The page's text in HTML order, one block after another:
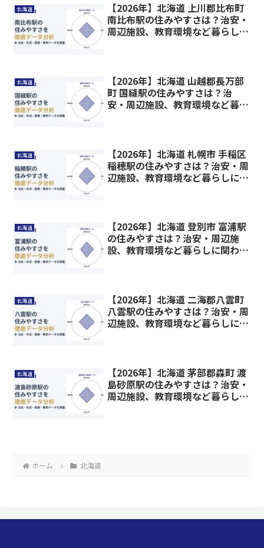
北海道
【2026年】北海道 上川郡比布町
南比布駅の住みやすさは？治安・
周辺施設、教育環境など暮らしに
北海道
【2026年】北海道 山越郡長万部
町 国縫駅の住みやすさは？治
安・周辺施設、教育環境など暮ら
北海道
【2026年】北海道 札幌市 手稲区
稲穂駅の住みやすさは？治安・周
辺施設、教育環境など暮らしに関
北海道
【2026年】北海道 登別市 富浦駅
の住みやすさは？治安・周辺施
設、教育環境など暮らしに関わる
北海道
【2026年】北海道 二海郡八雲町
八雲駅の住みやすさは？治安・周
辺施設、教育環境など暮らしに関
北海道
【2026年】北海道 茅部郡森町 渡
島砂原駅の住みやすさは？治安・
周辺施設、教育環境など暮らしに
ホーム 北海道